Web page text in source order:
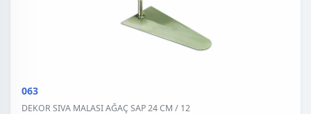
063
DEKOR SIVA MALASI AĞAÇ SAP 24 CM / 12